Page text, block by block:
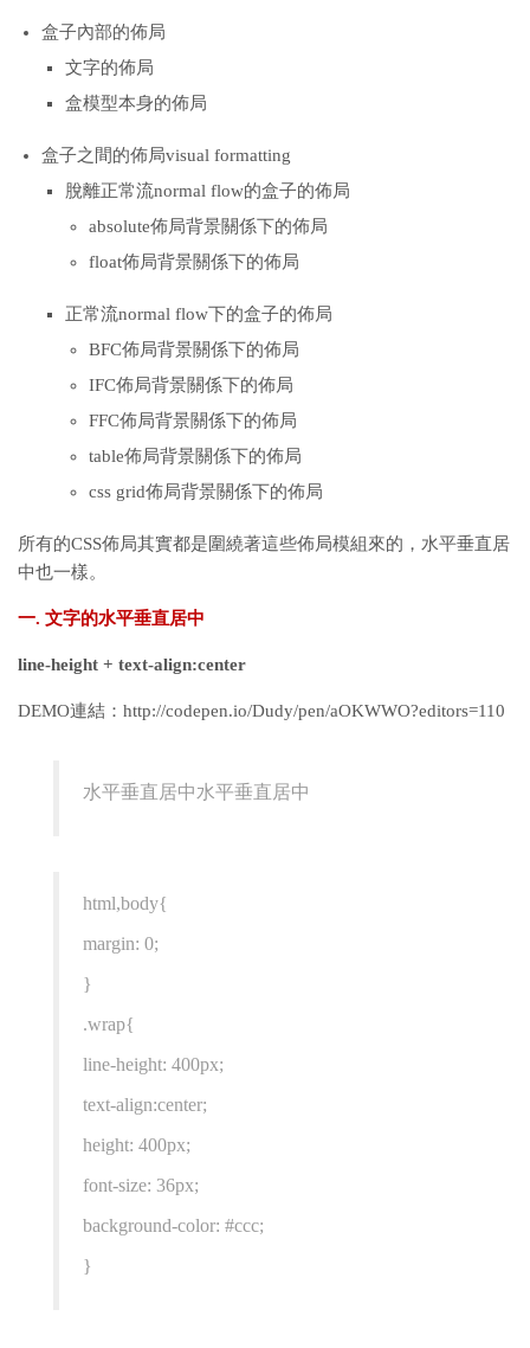
盒子內部的佈局
文字的佈局
盒模型本身的佈局
盒子之間的佈局visual formatting
脫離正常流normal flow的盒子的佈局
absolute佈局背景關係下的佈局
float佈局背景關係下的佈局
正常流normal flow下的盒子的佈局
BFC佈局背景關係下的佈局
IFC佈局背景關係下的佈局
FFC佈局背景關係下的佈局
table佈局背景關係下的佈局
css grid佈局背景關係下的佈局
所有的CSS佈局其實都是圍繞著這些佈局模組來的，水平垂直居
中也一樣。
一. 文字的水平垂直居中
line-height + text-align:center
DEMO連結：http://codepen.io/Dudy/pen/aOKWWO?editors=110
水平垂直居中水平垂直居中
html,body{
margin: 0;
}
.wrap{
line-height: 400px;
text-align:center;
height: 400px;
font-size: 36px;
background-color: #ccc;
}